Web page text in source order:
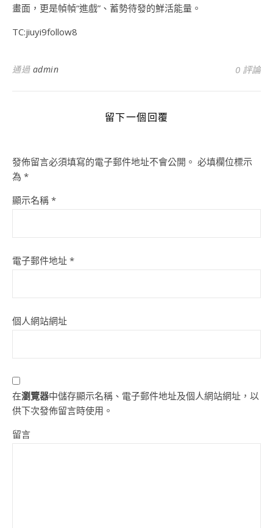
畫面，更是幀幀“進戲”、蓄勢待發的鮮活能量。
TC:jiuyi9follow8
通過 admin 0 評論
留下一個回覆
發佈留言必須填寫的電子郵件地址不會公開。 必填欄位標示
為 *
顯示名稱 *
電子郵件地址 *
個人網站網址
在瀏覽器中儲存顯示名稱、電子郵件地址及個人網站網址，以
供下次發佈留言時使用。
留言